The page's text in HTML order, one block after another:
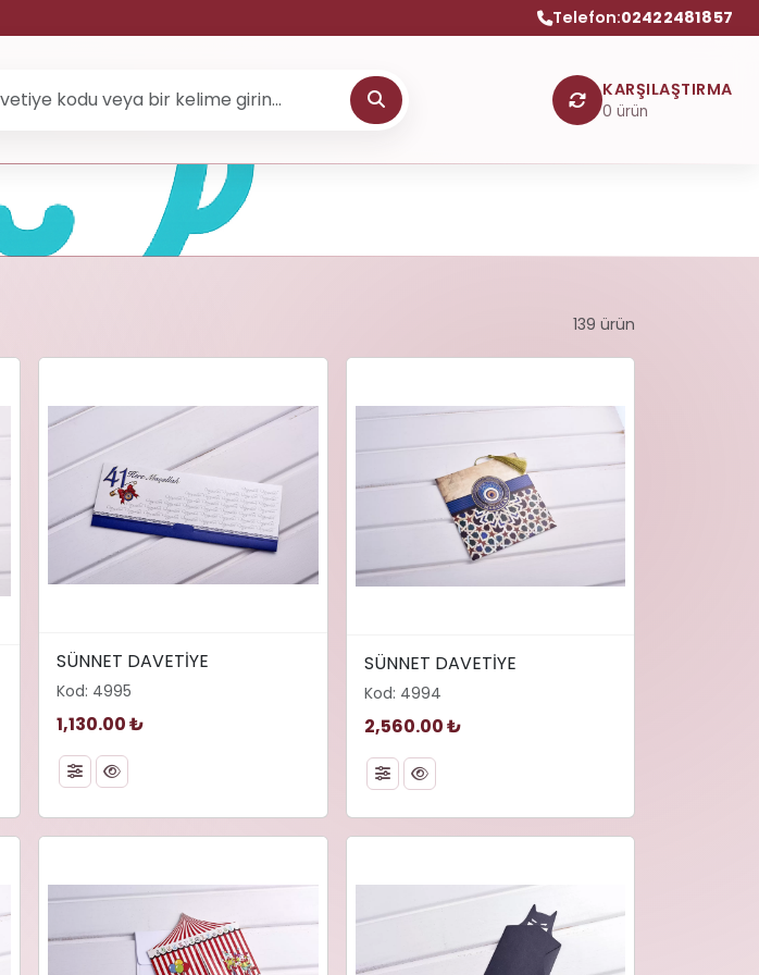
Telefon:02422481857
KARŞILAŞTIRMA
0 ürün
139 ürün
loading="lazy" decoding="async"
alt="SÜNNET DAVETİYE">
SÜNNET DAVETİYE
Kod: 4995
1,130.00 ₺
loading="lazy" decoding="async"
alt="SÜNNET DAVETİYE">
SÜNNET DAVETİYE
Kod: 4994
2,560.00 ₺